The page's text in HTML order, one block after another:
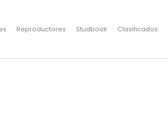
Reproductores Studbook Clasificados